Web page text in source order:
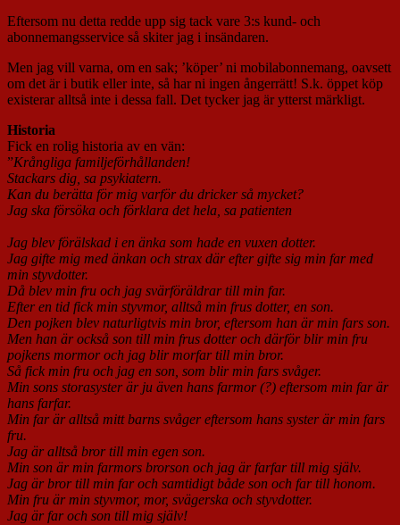
Eftersom nu detta redde upp sig tack vare 3:s kund- och
abonnemangsservice så skiter jag i insändaren.
Men jag vill varna, om en sak; ’köper’ ni mobilabonnemang, oavsett
om det är i butik eller inte, så har ni ingen ångerrätt! S.k. öppet köp
existerar alltså inte i dessa fall. Det tycker jag är ytterst märkligt.
Historia
Fick en rolig historia av en vän:
”Krångliga familjeförhållanden!
Stackars dig, sa psykiatern.
Kan du berätta för mig varför du dricker så mycket?
Jag ska försöka och förklara det hela, sa patienten
Jag blev förälskad i en änka som hade en vuxen dotter.
Jag gifte mig med änkan och strax där efter gifte sig min far med
min styvdotter.
Då blev min fru och jag svärföräldrar till min far.
Efter en tid fick min styvmor, alltså min frus dotter, en son.
Den pojken blev naturligtvis min bror, eftersom han är min fars son.
Men han är också son till min frus dotter och därför blir min fru
pojkens mormor och jag blir morfar till min bror.
Så fick min fru och jag en son, som blir min fars svåger.
Min sons storasyster är ju även hans farmor (?) eftersom min far är
hans farfar.
Min far är alltså mitt barns svåger eftersom hans syster är min fars
fru.
Jag är alltså bror till min egen son.
Min son är min farmors brorson och jag är farfar till mig själv.
Jag är bror till min far och samtidigt både son och far till honom.
Min fru är min styvmor, mor, svägerska och styvdotter.
Jag är far och son till mig själv!